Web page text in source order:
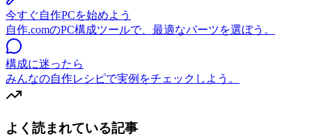
今すぐ自作PCを始めよう
自作.comのPC構成ツールで、最適なパーツを選ぼう。
構成に迷ったら
みんなの自作レシピで実例をチェックしよう。
よく読まれている記事